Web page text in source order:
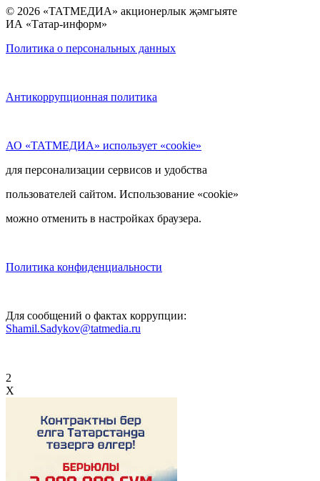
© 2026 «ТАТМЕДИА» акционерлык җәмгыяте
ИА «Татар-информ»
Политика о персональных данных
Антикоррупционная политика
АО «ТАТМЕДИА» использует «cookie»
для персонализации сервисов и удобства
пользователей сайтом. Использование «cookie»
можно отменить в настройках браузера.
Политика конфиденциальности
Для сообщений о фактах коррупции:
Shamil.Sadykov@tatmedia.ru
2
X